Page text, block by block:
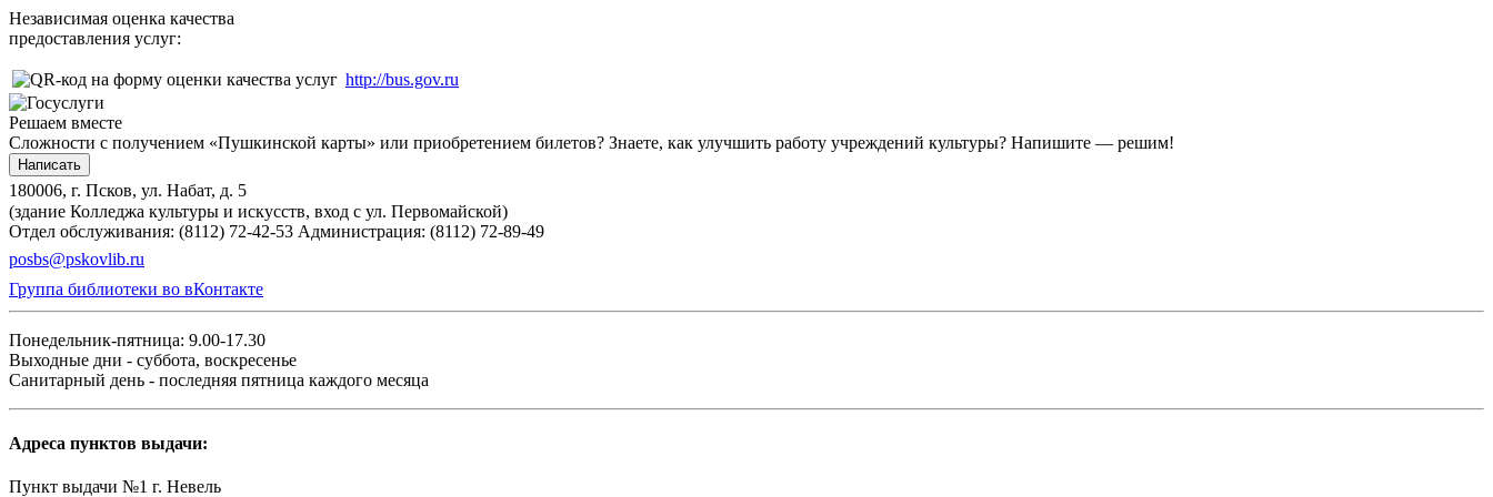
Независимая оценка качества
предоставления услуг:
http://bus.gov.ru
Решаем вместе
Сложности с получением «Пушкинской карты» или приобретением билетов? Знаете, как улучшить работу учреждений культуры? Напишите — решим!
Написать
180006, г. Псков, ул. Набат, д. 5
(здание Колледжа культуры и искусств, вход с ул. Первомайской)
Отдел обслуживания: (8112) 72-42-53 Администрация: (8112) 72-89-49
posbs@pskovlib.ru
Группа библиотеки во вКонтакте
Понедельник-пятница: 9.00-17.30
Выходные дни - суббота, воскресенье
Санитарный день - последняя пятница каждого месяца
Адреса пунктов выдачи:
Пункт выдачи №1 г. Невель